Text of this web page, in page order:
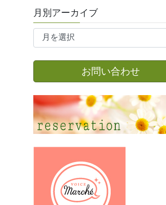
月別アーカイブ
月
ー
ブ
お問い合わせ